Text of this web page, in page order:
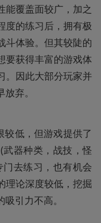
能覆盖面较广，加之
度的练习后，拥有极
斗体验。但其较陡的
要获得丰富的游戏体
。因此大部分玩家并
弃。
较低，但游戏提供了
器种类，战技，怪
去练习，也有机会
理论深度较低，挖掘
引力不高。